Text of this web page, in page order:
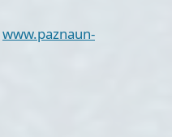
www.paznaun-